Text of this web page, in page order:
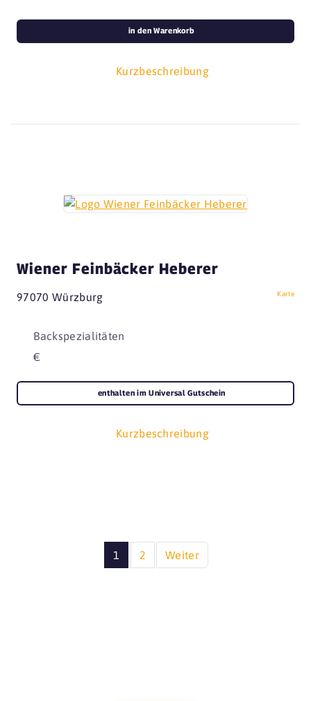
Kurzbeschreibung
in den Warenkorb
Wiener Feinbäcker Heberer
97070 Würzburg Karte
Backspezialitäten
€
Kurzbeschreibung
enthalten im Universal Gutschein
1 2 Weiter